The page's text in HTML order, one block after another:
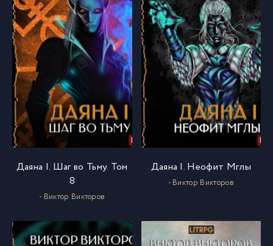
Даяна I. Шаг во Тьму. Том
8
- Виктор Викторов
Даяна I. Неофит Мглы
- Виктор Викторов